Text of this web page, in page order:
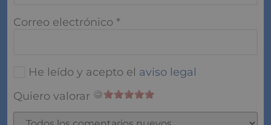
Correo electrónico *
He leído y acepto el aviso legal
Quiero valorar